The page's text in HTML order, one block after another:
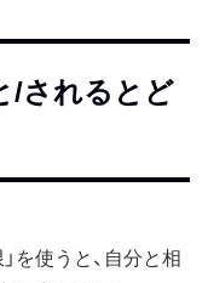
/されるとど
を使うと、自分と相